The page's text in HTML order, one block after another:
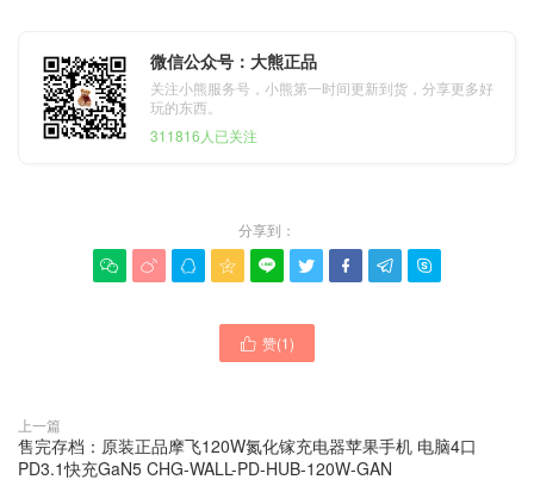
微信公众号：大熊正品
关注小熊服务号，小熊第一时间更新到货，分享更多好
玩的东西。
311816人已关注
分享到：
        
 赞(1)
上一篇
售完存档：原装正品摩飞120W氮化镓充电器苹果手机 电脑4口
PD3.1快充GaN5 CHG-WALL-PD-HUB-120W-GAN